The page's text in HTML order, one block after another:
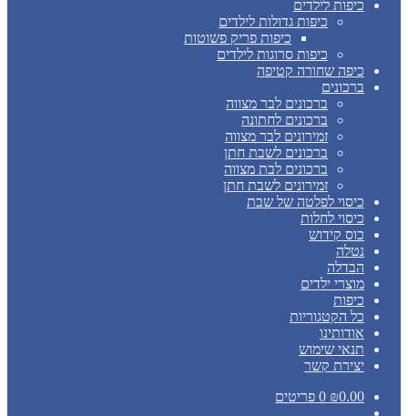
כיפות לילדים
כיפות גדולות לילדים
כיפות פריק פשוטות
כיפות סרוגות לילדים
כיפה שחורה קטיפה
ברכונים
ברכונים לבר מצווה
ברכונים לחתונה
זמירונים לבר מצווה
ברכונים לשבת חתן
ברכונים לבת מצווה
זמירונים לשבת חתן
כיסוי לפלטה של שבת
כיסוי לחלות
כוס קידוש
נטלה
הבדלה
מוצרי ילדים
כיפות
כל הקטגוריות
אודותינו
תנאי שימוש
יצירת קשר
₪0.00 0 פריטים